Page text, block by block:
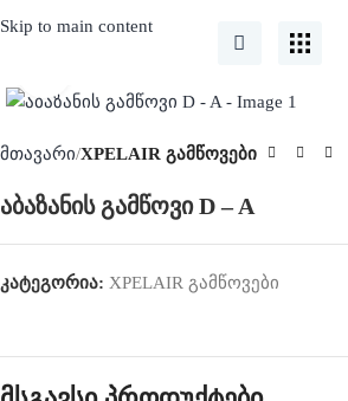
Skip to main content
მთავარი XPELAIR გამწოვები
აბაზანის გამწოვი D – A
კატეგორია: XPELAIR გამწოვები